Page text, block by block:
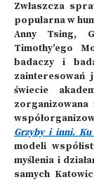
Zwłaszcza
popularna w
Anny Tsing,
Timothy’ego
badaczy i
zainteresowań
świecie
Grzyby i inni. Ku
modeli
myślenia i
samych